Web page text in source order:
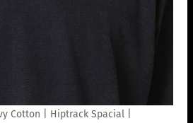
Cotton | Hiptrack Spacial |